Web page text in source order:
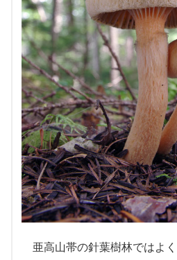
亜高山帯の針葉樹林ではよ